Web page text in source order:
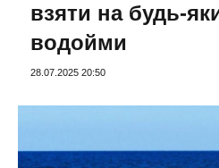
взяти на будь-
водойми
28.07.2025 20:50